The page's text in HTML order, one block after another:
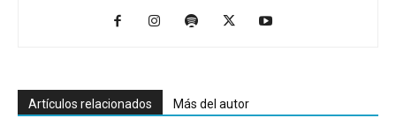
Artículos relacionados Más del autor